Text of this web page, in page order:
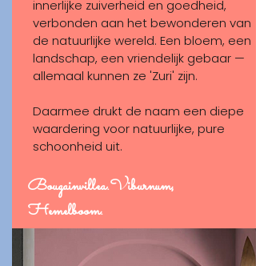
innerlijke zuiverheid en goedheid,
verbonden aan het bewonderen van
de natuurlijke wereld. Een bloem, een
landschap, een vriendelijk gebaar —
allemaal kunnen ze 'Zuri' zijn.
Daarmee drukt de naam een diepe
waardering voor natuurlijke, pure
schoonheid uit.
Bougainvillea.Viburnum,
Hemelboom.